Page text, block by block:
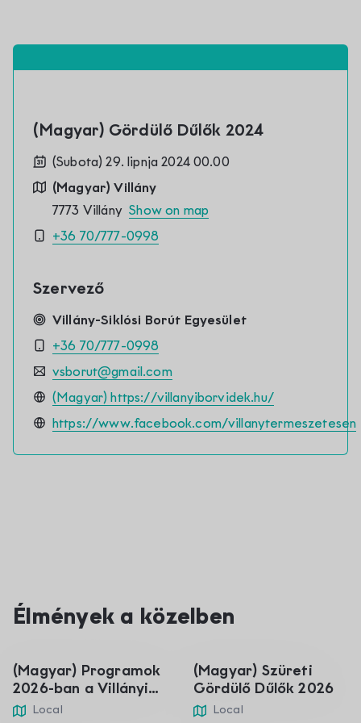
(Magyar) Gördülő Dűlők 2024
(Subota) 29. lipnja 2024 00.00
(Magyar) Villány
7773 VillányShow on map
+36 70/777-0998
Szervező
Villány-Siklósi Borút Egyesület
+36 70/777-0998
vsborut@gmail.com
(Magyar) https://villanyiborvidek.hu/
https://www.facebook.com/villanytermeszetesen
Élmények a közelben
01
sij
(Magyar) Programok
2026-ban a Villányi
borvidéken
Local
05
ruj
(Magyar) Szüreti
Gördülő Dűlők 2026
Local